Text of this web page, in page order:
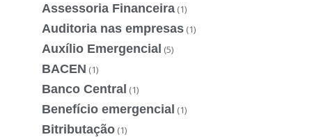
Assessoria Financeira (1)
Auditoria nas empresas (1)
Auxílio Emergencial (5)
BACEN (1)
Banco Central (1)
Benefício emergencial (1)
Bitributação (1)